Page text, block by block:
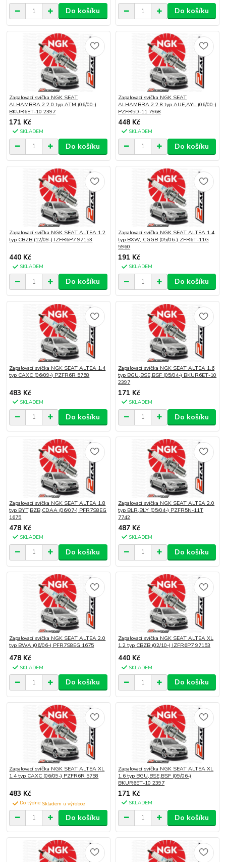
Do košíku Do košíku
Zapalovací svíčka NGK SEAT
ALHAMBRA 2 2.0 typ ATM (06/00-)
BKUR6ET-10 2397
171 Kč
SKLADEM
Do košíku
Zapalovací svíčka NGK SEAT
ALHAMBRA 2 2.8 typ AUE,AYL (06/00-)
PZFR5D-11 7968
448 Kč
SKLADEM
Do košíku
Zapalovací svíčka NGK SEAT ALTEA 1.2
typ CBZB (12/09-) IZFR6P7 97153
440 Kč
SKLADEM
Do košíku
Zapalovací svíčka NGK SEAT ALTEA 1.4
typ BXW, CGGB (05/06-) ZFR6T-11G
5960
191 Kč
SKLADEM
Do košíku
Zapalovací svíčka NGK SEAT ALTEA 1.4
typ CAXC (06/09-) PZFR6R 5758
483 Kč
SKLADEM
Do košíku
Zapalovací svíčka NGK SEAT ALTEA 1.6
typ BGU,BSE,BSF (05/04-) BKUR6ET-10
2397
171 Kč
SKLADEM
Do košíku
Zapalovací svíčka NGK SEAT ALTEA 1.8
typ BYT,BZB,CDAA (06/07-) PFR7S8EG
1675
478 Kč
SKLADEM
Do košíku
Zapalovací svíčka NGK SEAT ALTEA 2.0
typ BLR,BLY (05/04-) PZFR5N-11T
7742
487 Kč
SKLADEM
Do košíku
Zapalovací svíčka NGK SEAT ALTEA 2.0
typ BWA (06/06-) PFR7S8EG 1675
478 Kč
SKLADEM
Do košíku
Zapalovací svíčka NGK SEAT ALTEA XL
1.2 typ CBZB (02/10-) IZFR6P7 97153
440 Kč
SKLADEM
Do košíku
Zapalovací svíčka NGK SEAT ALTEA XL
1.4 typ CAXC (06/09-) PZFR6R 5758
483 Kč
Do týdne
Do košíku
Zapalovací svíčka NGK SEAT ALTEA XL
1.6 typ BGU,BSE,BSF (09/06-)
BKUR6ET-10 2397
171 Kč
SKLADEM
Do košíku